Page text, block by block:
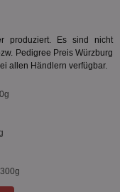
produziert. Es sind nicht
Pedigree Preis Würzburg
allen Händlern verfügbar.